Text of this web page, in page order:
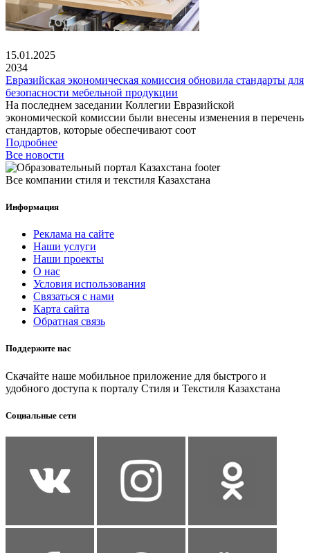
15.01.2025
2034
Евразийская экономическая комиссия обновила стандарты для
безопасности мебельной продукции
На последнем заседании Коллегии Евразийской
экономической комиссии были внесены изменения в перечень
стандартов, которые обеспечивают соот
Подробнее
Все новости
Все компании стиля и текстиля Казахстана
Информация
Реклама на сайте
Наши услуги
Наши проекты
О нас
Условия использования
Связаться с нами
Карта сайта
Обратная связь
Поддержите нас
Скачайте наше мобильное приложение для быстрого и
удобного доступа к порталу Стиля и Текстиля Казахстана
Социальные сети